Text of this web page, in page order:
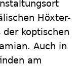
Höxter-
der koptischen
Auch in
am